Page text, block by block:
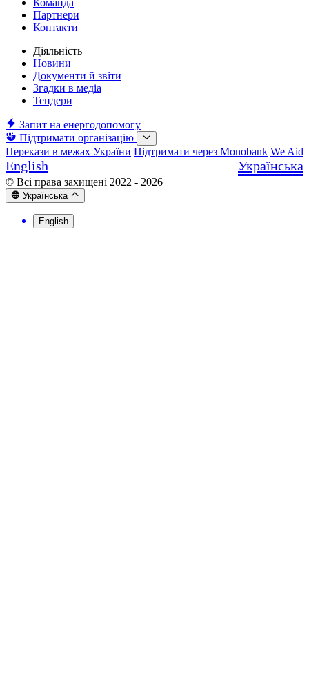
Партнери
Контакти
Діяльність
Новини
Документи й звіти
Згадки в медіа
Тендери
Запит на енергодопомогу
Підтримати організацію
Перекази в межах України Підтримати через Monobank We Aid
English Українська
© Всі права захищені 2022 - 2026
Українська
English